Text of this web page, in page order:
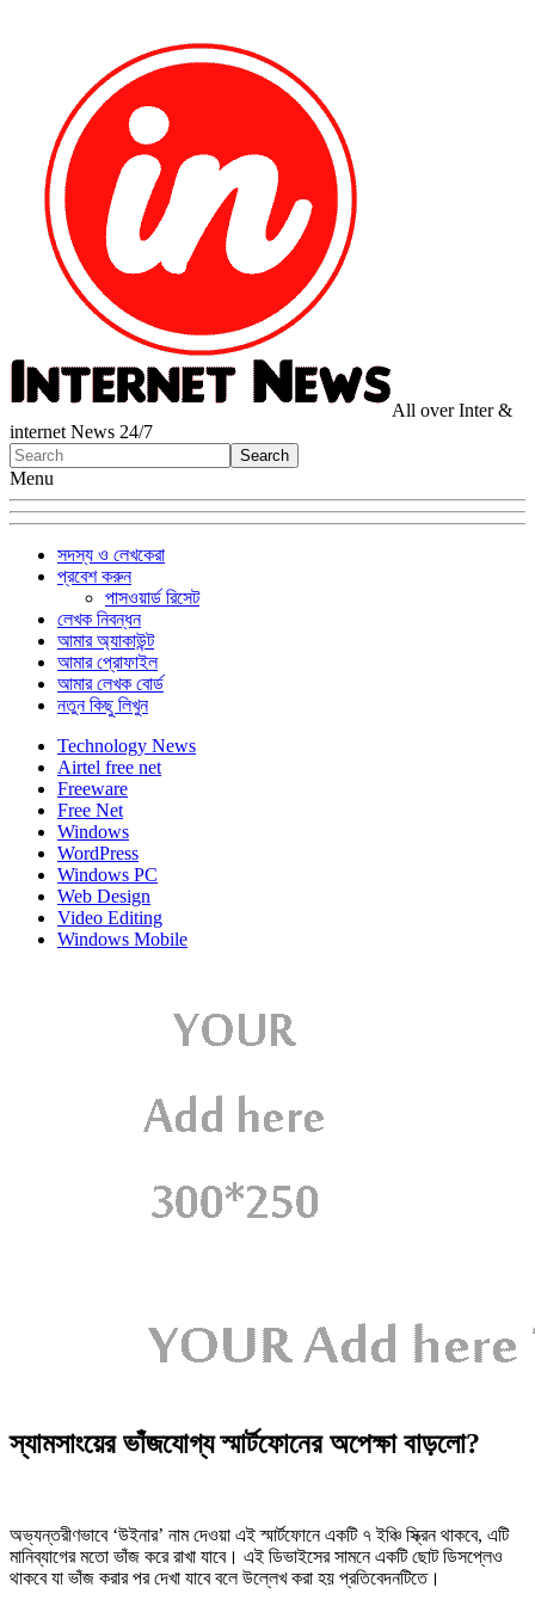
All over Inter &
internet News 24/7
Menu
সদস্য ও লেখকেরা
প্রবেশ করুন
পাসওয়ার্ড রিসেট
লেখক নিবন্ধন
আমার অ্যাকাউন্ট
আমার প্রোফাইল
আমার লেখক বোর্ড
নতুন কিছু লিখুন
Technology News
Airtel free net
Freeware
Free Net
Windows
WordPress
Windows PC
Web Design
Video Editing
Windows Mobile
স্যামসাংয়ের ভাঁজযোগ্য স্মার্টফোনের অপেক্ষা বাড়লো?
অভ্যন্তরীণভাবে ‘উইনার’ নাম দেওয়া এই স্মার্টফোনে একটি ৭ ইঞ্চি স্ক্রিন থাকবে, এটি
মানিব্যাগের মতো ভাঁজ করে রাখা যাবে। এই ডিভাইসের সামনে একটি ছোট ডিসপ্লেও
থাকবে যা ভাঁজ করার পর দেখা যাবে বলে উল্লেখ করা হয় প্রতিবেদনটিতে।